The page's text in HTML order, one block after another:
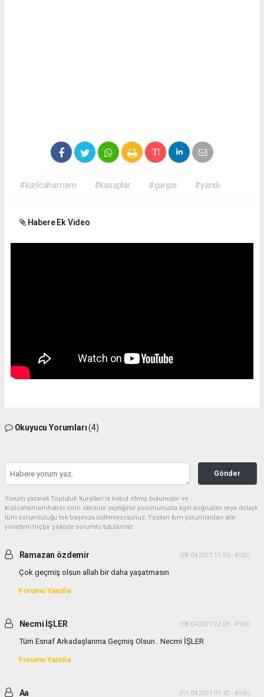
#kızılcahamam #kasaplar #çarşısı #yandı
Habere Ek Video
Okuyucu Yorumları(4)
Gönder
Yorum yazarak Topluluk Kuralları’nı kabul etmiş bulunuyor ve
kizilcahamamhaber.com sitesine yaptığınız yorumunuzla ilgili doğrudan veya dolaylı
tüm sorumluluğu tek başınıza üstleniyorsunuz. Yazılan tüm yorumlardan site
yönetimi hiçbir şekilde sorumlu tutulamaz.
Ramazan özdemir (08.04.2021 11:50 - #162)
Çok geçmiş olsun allah bir daha yaşatmasın
Yorumu Yanıtla
Necmi İŞLER (08.04.2021 22:09 - #163)
Tüm Esnaf Arkadaşlarıma Geçmiş Olsun . Necmi İŞLER
Yorumu Yanıtla
Aa (11.04.2021 01:42 - #165)